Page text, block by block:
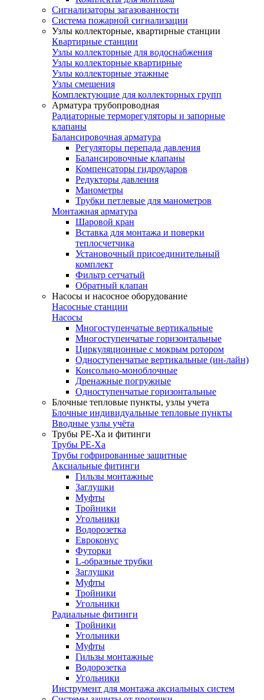
Сигнализаторы загазованности
Система пожарной сигнализации
Узлы коллекторные, квартирные станции
Квартирные станции
Узлы коллекторные для водоснабжения
Узлы коллекторные квартирные
Узлы коллекторные этажные
Узлы смешения
Комплектующие для коллекторных групп
Арматура трубопроводная
Радиаторные терморегуляторы и запорные
клапаны
Балансировочная арматура
Регуляторы перепада давления
Балансировочные клапаны
Компенсаторы гидроударов
Редукторы давления
Манометры
Трубки петлевые для манометров
Монтажная арматура
Шаровой кран
Вставка для монтажа и поверки
теплосчетчика
Установочный присоединительный
комплект
Фильтр сетчатый
Обратный клапан
Насосы и насосное оборудование
Насосные станции
Насосы
Многоступенчатые вертикальные
Многоступенчатые горизонтальные
Циркуляционные с мокрым ротором
Одноступенчатые вертикальные (ин-лайн)
Консольно-моноблочные
Дренажные погружные
Одноступенчатые горизонтальные
Блочные тепловые пункты, узлы учета
Блочные индивидуальные тепловые пункты
Вводные узлы учёта
Трубы РЕ-Ха и фитинги
Трубы РЕ-Ха
Трубы гофрированные защитные
Аксиальные фитинги
Гильзы монтажные
Заглушки
Муфты
Тройники
Угольники
Водорозетка
Евроконус
Футорки
L-образные трубки
Заглушки
Муфты
Тройники
Угольники
Радиальные фитинги
Тройники
Угольники
Муфты
Гильзы монтажные
Водорозетка
Угольники
Инструмент для монтажа аксиальных систем